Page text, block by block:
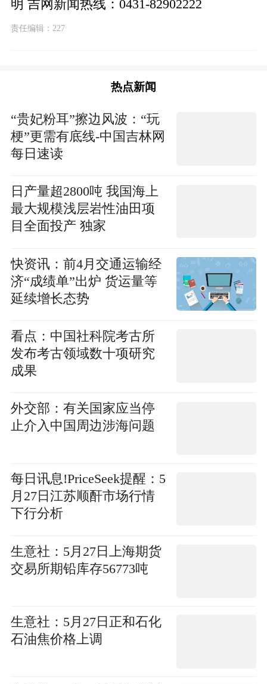
明 吉网新闻热线：0431-82902222
责任编辑：227
热点新闻
“贵妃粉耳”擦边风波：“玩
梗”更需有底线-中国吉林网
每日速读
日产量超2800吨 我国海上
最大规模浅层岩性油田项
目全面投产 独家
快资讯：前4月交通运输经
济“成绩单”出炉 货运量等
延续增长态势
看点：中国社科院考古所
发布考古领域数十项研究
成果
外交部：有关国家应当停
止介入中国周边涉海问题
每日讯息!PriceSeek提醒：5
月27日江苏顺酐市场行情
下行分析
生意社：5月27日上海期货
交易所期铅库存56773吨
生意社：5月27日正和石化
石油焦价格上调